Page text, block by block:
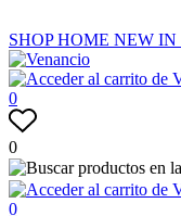
SHOPHOME NEW IN
0
0
0